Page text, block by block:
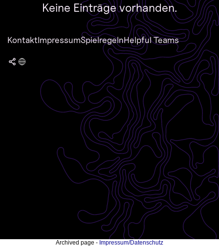
Keine Einträge vorhanden.
KontaktImpressumSpielregelnHelpful Teams
Archived page - Impressum/Datenschutz